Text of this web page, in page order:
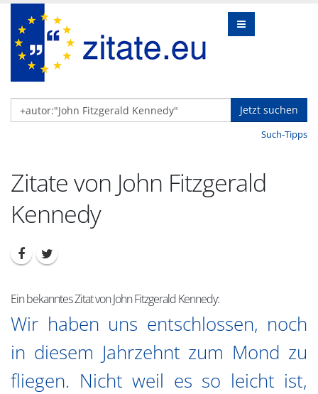
Jetzt suchen
Such-Tipps
Zitate von John Fitzgerald
Kennedy
Ein bekanntes Zitat von John Fitzgerald Kennedy:
Wir haben uns entschlossen, noch
in diesem Jahrzehnt zum Mond zu
fliegen. Nicht weil es so leicht ist,